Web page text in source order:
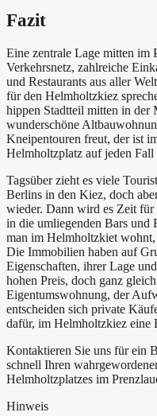
Fazit
Eine zentrale Lage mitten im
Verkehrsnetz, zahlreiche
und Restaurants aus aller
für den Helmholtzkiez
hippen Stadtteil mitten in der
wunderschöne
Kneipentouren freut, der ist
Helmholtzplatz auf jeden Fall
Tagsüber zieht es viele
Berlins in den Kiez, doch
wieder. Dann wird es Zeit für
in die umliegenden Bars und
man im Helmholtzkiet
Die Immobilien haben auf
Eigenschaften, ihrer Lage
hohen Preis, doch ganz
Eigentumswohnung, der
entscheiden sich private
dafür, im Helmholtzkiez eine
Kontaktieren Sie uns für ein
schnell Ihren
Helmholtzplatzes im
Hinweis